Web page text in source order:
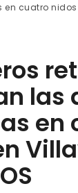
cuatro
las
en